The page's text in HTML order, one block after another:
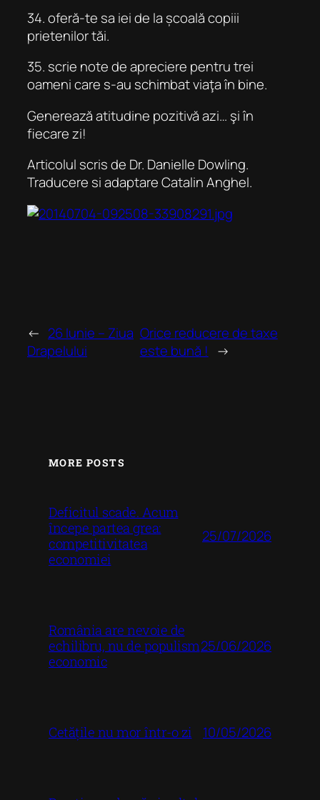
34. oferă-te sa iei de la școală copiii
prietenilor tăi.
35. scrie note de apreciere pentru trei
oameni care s-au schimbat viaţa în bine.
Generează atitudine pozitivă azi… şi în
fiecare zi!
Articolul scris de Dr. Danielle Dowling.
Traducere si adaptare Catalin Anghel.
← 26 Iunie – Ziua
Drapelului
Orice reducere de taxe
este bună ! →
MORE POSTS
Deficitul scade. Acum
începe partea grea:
competitivitatea
economiei
25/07/2026
România are nevoie de
echilibru, nu de populism
economic
25/06/2026
Cetățile nu mor într-o zi 10/05/2026